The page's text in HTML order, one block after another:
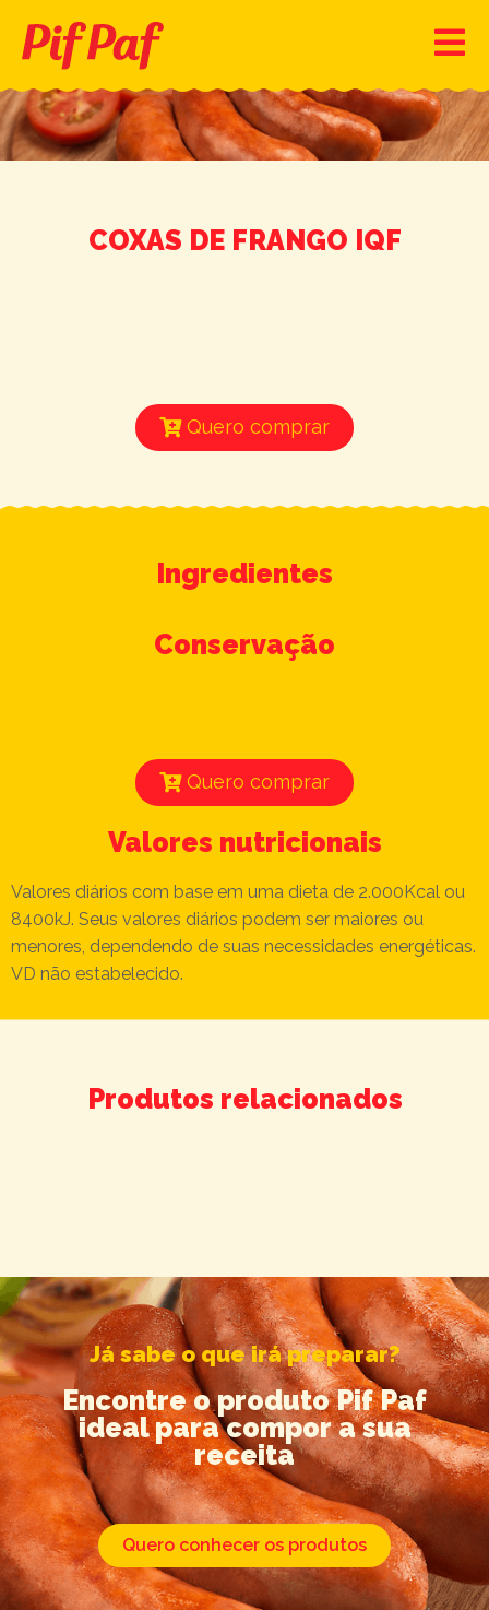
COXAS DE FRANGO IQF
Quero comprar
Ingredientes
Conservação
Quero comprar
Valores nutricionais
Valores diários com base em uma dieta de 2.000Kcal ou
8400kJ. Seus valores diários podem ser maiores ou
menores, dependendo de suas necessidades energéticas.
VD não estabelecido.
Produtos relacionados
Já sabe o que irá preparar?
Encontre o produto Pif Paf
ideal para compor a sua
receita
Quero conhecer os produtos